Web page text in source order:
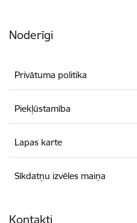
Noderīgi
Privātuma politika
Piekļūstamība
Lapas karte
Sīkdatņu izvēles maiņa
Kontakti